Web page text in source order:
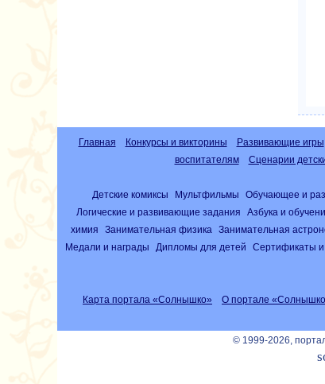
Главная Конкурсы и викторины Развивающие игры
воспитателям
Сценарии
Детские комиксы Мультфильмы Обучающее и
Логические и развивающие задания
Азбука и
химия
Занимательная физика Занимательная
Медали и награды
Дипломы для детей Сертификаты и
Карта портала «Солнышко» О портале
© 1999-2026,